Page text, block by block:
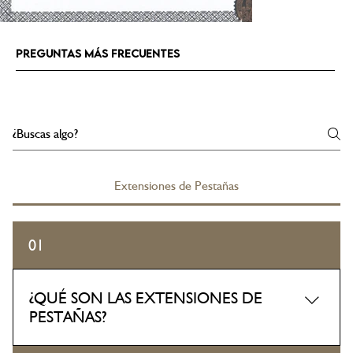
PREGUNTAS MÁS FRECUENTES
Extensiones de Pestañas
01
¿QUÉ SON LAS EXTENSIONES DE
PESTAÑAS?